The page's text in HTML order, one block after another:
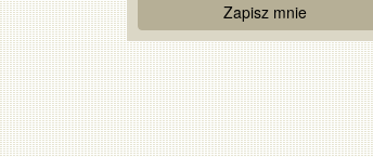
Captcha
Zapisz mnie